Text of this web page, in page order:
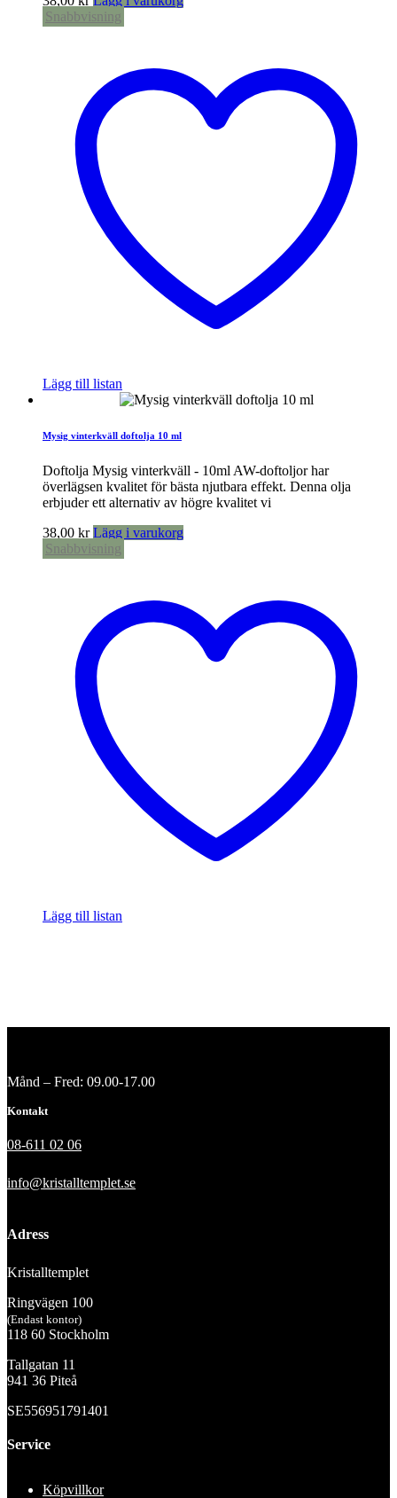
Snabbvisning
Lägg till listan
Mysig vinterkväll doftolja 10 ml
Doftolja Mysig vinterkväll - 10ml AW-doftoljor har
överlägsen kvalitet för bästa njutbara effekt. Denna olja
erbjuder ett alternativ av högre kvalitet vi
38,00 kr Lägg i varukorg
Snabbvisning
Lägg till listan
Månd – Fred: 09.00-17.00
Kontakt
08-611 02 06
info@kristalltemplet.se
Adress
Kristalltemplet
Ringvägen 100
(Endast kontor)
118 60 Stockholm
Tallgatan 11
941 36 Piteå
SE556951791401
Service
Köpvillkor